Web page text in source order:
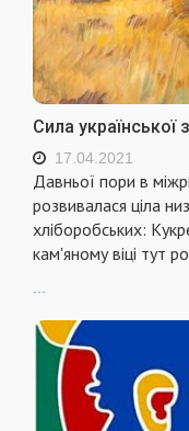
Сила української
17.04.2021
Давньої пори в
розвивалася ціла
хліборобських:
кам'яному віці тут